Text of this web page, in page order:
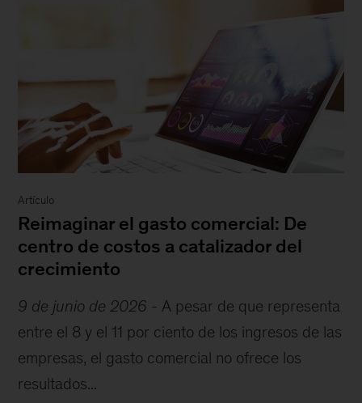
Artículo
Reimaginar el gasto comercial: De
centro de costos a catalizador del
crecimiento
9 de junio de 2026 - A pesar de que representa
entre el 8 y el 11 por ciento de los ingresos de las
empresas, el gasto comercial no ofrece los
resultados...